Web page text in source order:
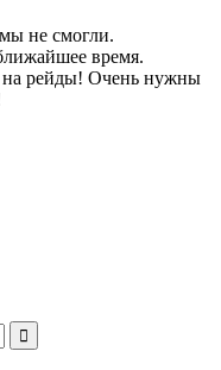
не смогли.
время.
на рейды! Очень нужны